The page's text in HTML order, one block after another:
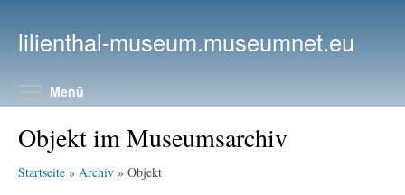
lilienthal-museum.museumnet.eu
Menü
Objekt im Museumsarchiv
Startseite » Archiv » Objekt